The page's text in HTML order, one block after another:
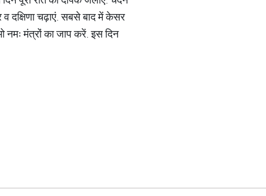
दक्षिणा चढ़ाएं. सबसे बाद में केसर
नमः मंत्रों का जाप करें. इस दिन